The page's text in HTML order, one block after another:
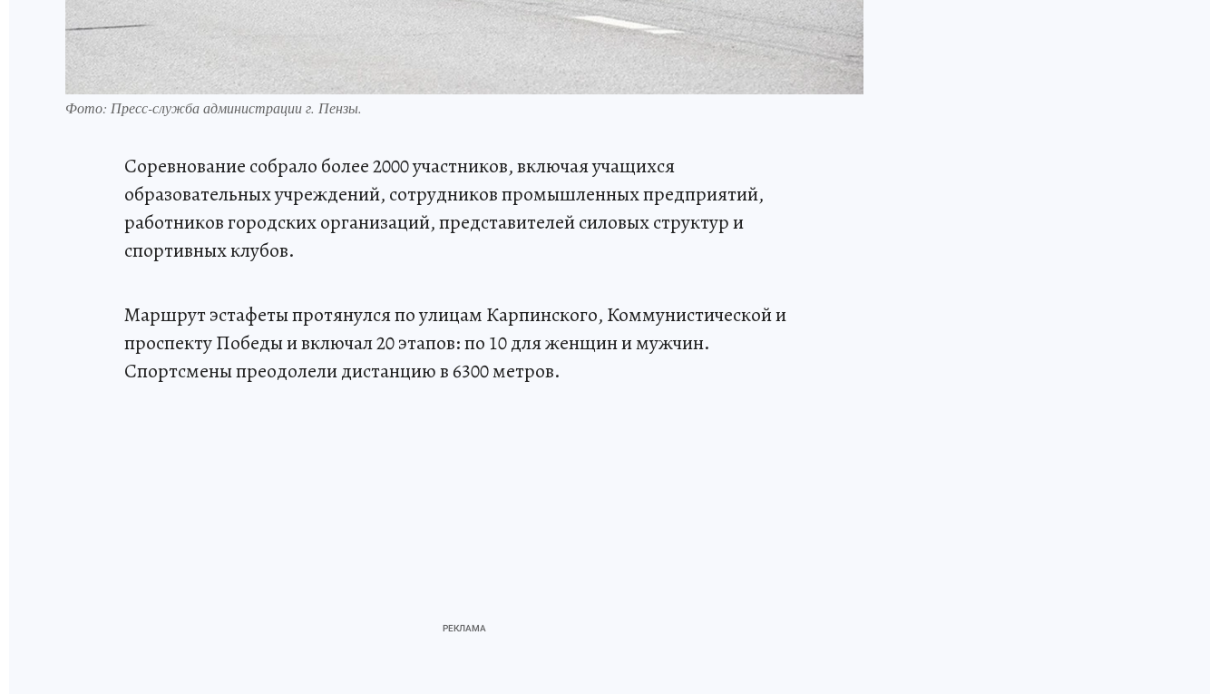
Фото: Пресс-служба администрации г. Пензы.
Соревнование собрало более 2000 участников, включая учащихся
образовательных учреждений, сотрудников промышленных предприятий,
работников городских организаций, представителей силовых структур и
спортивных клубов.
Маршрут эстафеты протянулся по улицам Карпинского, Коммунистической и
проспекту Победы и включал 20 этапов: по 10 для женщин и мужчин.
Спортсмены преодолели дистанцию в 6300 метров.